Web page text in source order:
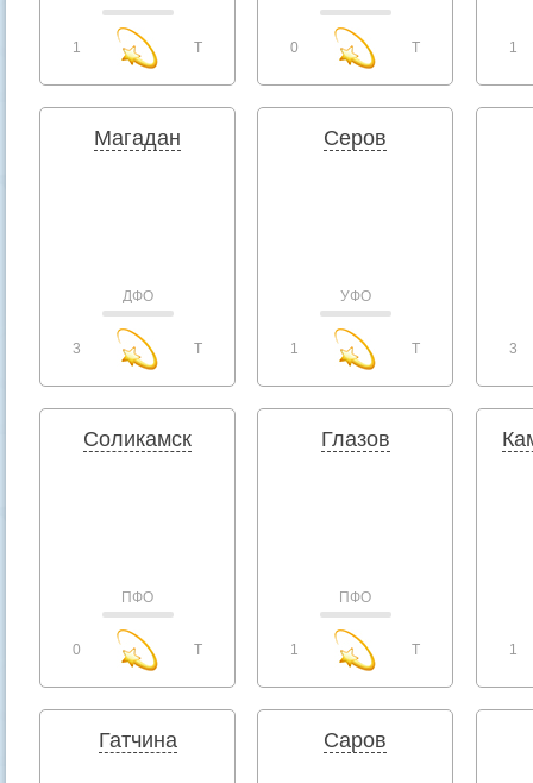
1 T 0 T 1
Магадан
ДФО
3 T
Серов
УФО
1 T 3
Соликамск
ПФО
0 T
Глазов
ПФО
1 T 1
Гатчина Саров